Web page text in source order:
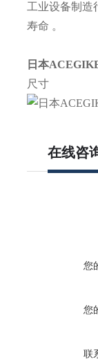
工业设备制造
寿命 。
日本
尺寸
在线咨
您
您
联